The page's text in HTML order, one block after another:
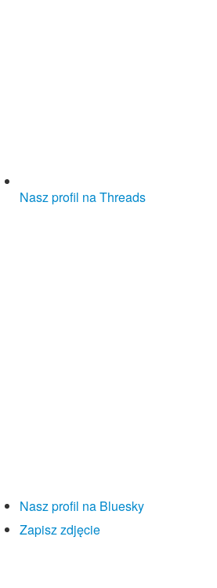
Nasz profil na Threads
Nasz profil na Bluesky
Zapisz zdjęcie